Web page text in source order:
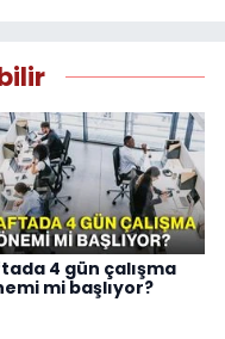
4 gün çalışma
mi başlıyor?